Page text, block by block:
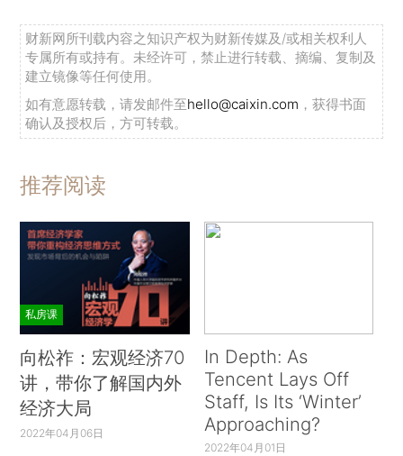
财新网所刊载内容之知识产权为财新传媒及/或相关权利人
专属所有或持有。未经许可，禁止进行转载、摘编、复制及
建立镜像等任何使用。
如有意愿转载，请发邮件至hello@caixin.com ，获得书面
确认及授权后，方可转载。
推荐阅读
私房课
向松祚：宏观经济70
讲，带你了解国内外
经济大局
2022年04月06日
In Depth: As
Tencent Lays Off
Staff, Is Its ‘Winter’
Approaching?
2022年04月01日